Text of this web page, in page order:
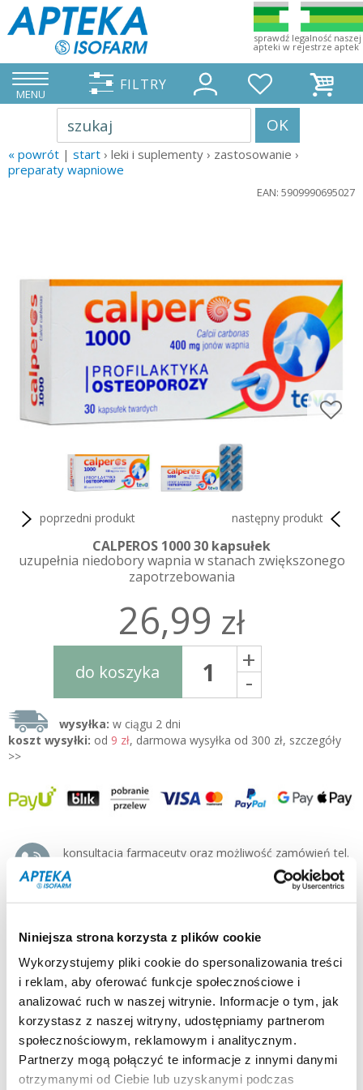
Niniejsza strona korzysta z plików cookie
Wykorzystujemy pliki cookie do spersonalizowania treści
i reklam, aby oferować funkcje społecznościowe i
analizować ruch w naszej witrynie. Informacje o tym, jak
korzystasz z naszej witryny, udostępniamy partnerom
społecznościowym, reklamowym i analitycznym.
Partnerzy mogą połączyć te informacje z innymi danymi
otrzymanymi od Ciebie lub uzyskanymi podczas
sprawdź legalność naszej
apteki w rejestrze aptek
MENU
FILTRY
szukaj OK
« powrót | start › leki i suplementy › zastosowanie ›
preparaty wapniowe
EAN: 5909990695027
poprzedni produkt następny produkt
CALPEROS 1000 30 kapsułek
uzupełnia niedobory wapnia w stanach zwiększonego
zapotrzebowania
26,99 zł
do koszyka +
-
wysyłka: w ciągu 2 dni
koszt wysyłki: od 9 zł, darmowa wysyłka od 300 zł, szczegóły
>>
konsultacja farmaceuty oraz możliwość zamówień tel.
producent / dystrybutor: TEVA »
postać: kapsułki
dla kogo: dorośli, seniorzy, dzieci pow. 13 roku
Opis:
Calperos 1000 uzupełnia niedobory wapnia w stanach
zwiększonego zapotrzebowania.
Działanie i zastosowanie:
Calperos 1000 pomaga uzupełnić dzienne zapotrzebowanie na
wapń. Zalecany jest w stanach zwiększonego zapotrzebowania